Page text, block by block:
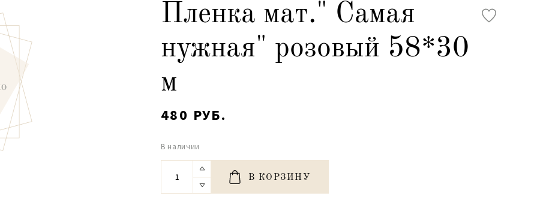
Пленка мат." Самая
нужная" розовый 58*30
м
480 РУБ.
В наличии
В КОРЗИНУ